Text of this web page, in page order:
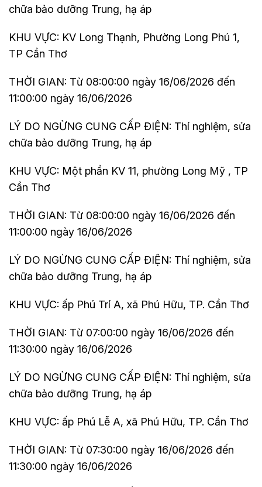
chữa bảo dưỡng Trung, hạ áp
KHU VỰC: KV Long Thạnh, Phường Long Phú 1,
TP Cần Thơ
THỜI GIAN: Từ 08:00:00 ngày 16/06/2026 đến
11:00:00 ngày 16/06/2026
LÝ DO NGỪNG CUNG CẤP ĐIỆN: Thí nghiệm, sửa
chữa bảo dưỡng Trung, hạ áp
KHU VỰC: Một phần KV 11, phường Long Mỹ , TP
Cần Thơ
THỜI GIAN: Từ 08:00:00 ngày 16/06/2026 đến
11:00:00 ngày 16/06/2026
LÝ DO NGỪNG CUNG CẤP ĐIỆN: Thí nghiệm, sửa
chữa bảo dưỡng Trung, hạ áp
KHU VỰC: ấp Phú Trí A, xã Phú Hữu, TP. Cần Thơ
THỜI GIAN: Từ 07:00:00 ngày 16/06/2026 đến
11:30:00 ngày 16/06/2026
LÝ DO NGỪNG CUNG CẤP ĐIỆN: Thí nghiệm, sửa
chữa bảo dưỡng Trung, hạ áp
KHU VỰC: ấp Phú Lễ A, xã Phú Hữu, TP. Cần Thơ
THỜI GIAN: Từ 07:30:00 ngày 16/06/2026 đến
11:30:00 ngày 16/06/2026